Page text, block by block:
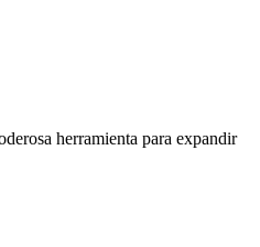
herramienta para expandir